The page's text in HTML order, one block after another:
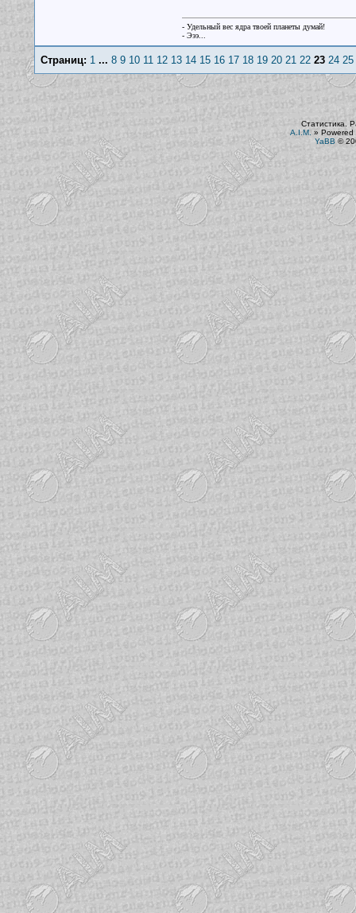
- Удельный вес ядра твоей планеты думай!
- Эээ...
Страниц: 1... 8 9 10 11 12 13 14 15 16 17 18 19 20 21 22 23 24 25
Статистика.
A.I.M. » Powered
YaBB ©